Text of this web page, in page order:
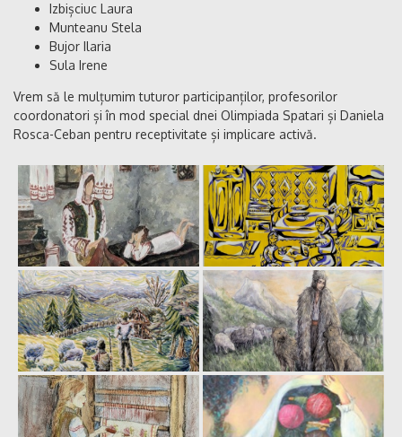
Izbișciuc Laura
Munteanu Stela
Bujor Ilaria
Sula Irene
Vrem să le mulțumim tuturor participanților, profesorilor
coordonatori și în mod special dnei Olimpiada Spatari și Daniela
Rosca-Ceban pentru receptivitate și implicare activă.